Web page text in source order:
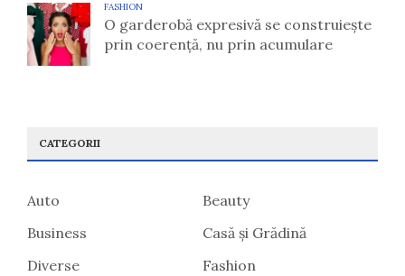
FASHION
O garderobă expresivă se construiește
prin coerență, nu prin acumulare
CATEGORII
Auto
Beauty
Business
Casă și Grădină
Diverse
Fashion